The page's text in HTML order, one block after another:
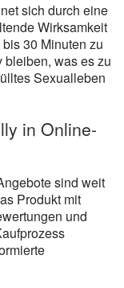
sich durch eine
Wirksamkeit
30 Minuten zu
was es zu
Sexualleben
in Online-
sind weit
Produkt mit
und